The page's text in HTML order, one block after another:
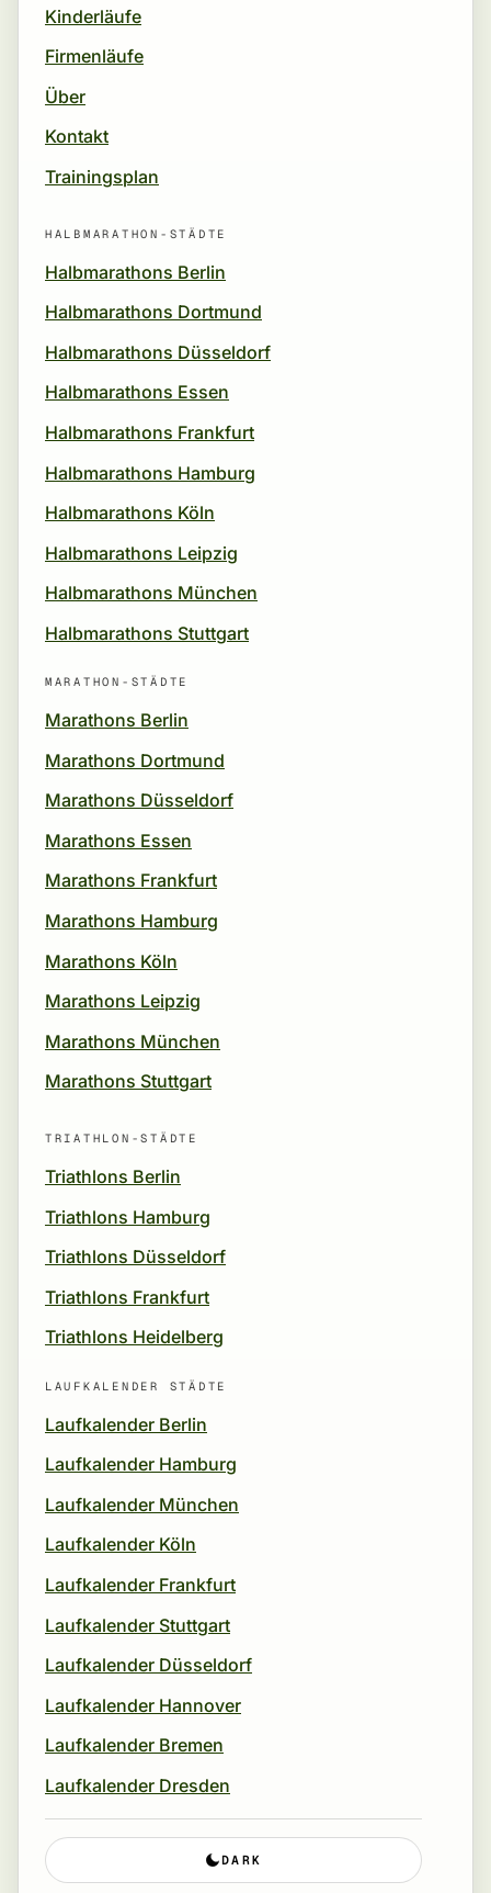
Kinderläufe
Firmenläufe
Über
Kontakt
Trainingsplan
HALBMARATHON-STÄDTE
Halbmarathons Berlin
Halbmarathons Dortmund
Halbmarathons Düsseldorf
Halbmarathons Essen
Halbmarathons Frankfurt
Halbmarathons Hamburg
Halbmarathons Köln
Halbmarathons Leipzig
Halbmarathons München
Halbmarathons Stuttgart
MARATHON-STÄDTE
Marathons Berlin
Marathons Dortmund
Marathons Düsseldorf
Marathons Essen
Marathons Frankfurt
Marathons Hamburg
Marathons Köln
Marathons Leipzig
Marathons München
Marathons Stuttgart
TRIATHLON-STÄDTE
Triathlons Berlin
Triathlons Hamburg
Triathlons Düsseldorf
Triathlons Frankfurt
Triathlons Heidelberg
LAUFKALENDER STÄDTE
Laufkalender Berlin
Laufkalender Hamburg
Laufkalender München
Laufkalender Köln
Laufkalender Frankfurt
Laufkalender Stuttgart
Laufkalender Düsseldorf
Laufkalender Hannover
Laufkalender Bremen
Laufkalender Dresden
DARK